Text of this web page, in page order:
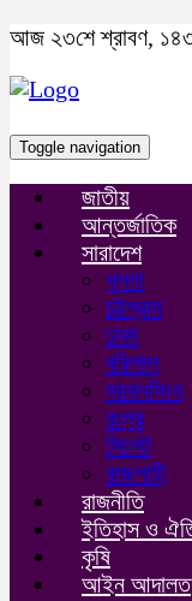
আজ ২৩শে শ্রাবণ,
Toggle navigation
জাতীয়
আন্তর্জাতিক
সারাদেশ
খুলনা
চট্টগ্রাম
ঢাকা
বরিশাল
ময়মনসিংহ
রংপুর
সিলেট
রাজশাহী
রাজনীতি
ইতিহাস ও
কৃষি
আইন আদালত